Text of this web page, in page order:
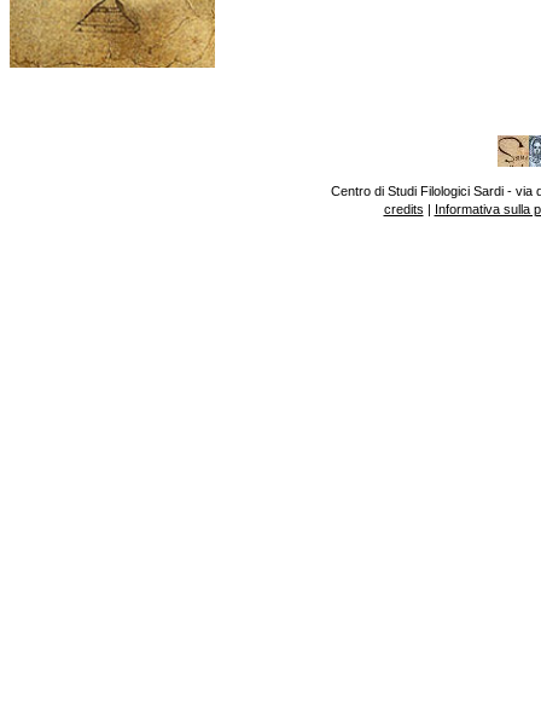
Centro di Studi Filologici Sardi - via
credits | Informativa sulla